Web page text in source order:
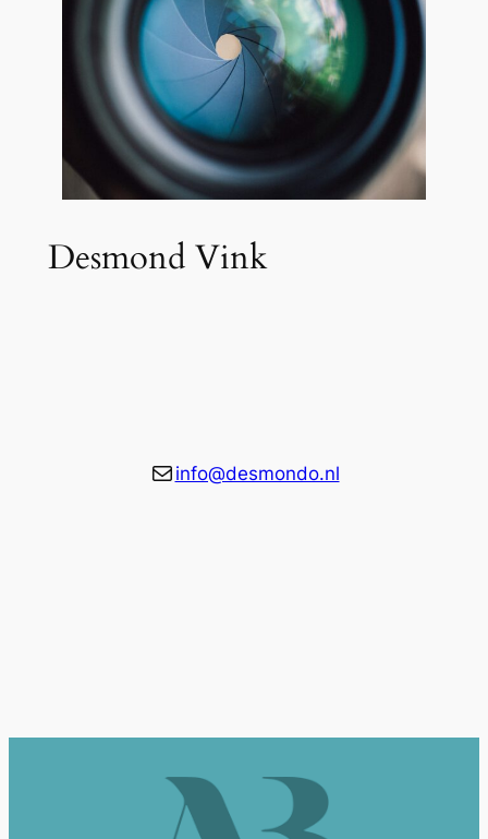
Desmond Vink
E-mailinfo@desmondo.nl